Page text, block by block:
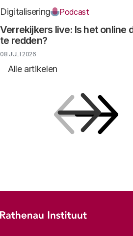
Alle artikelen
Verrekijkers live: Is het online
te redden?
Digitalisering Podcast
08 JULI 2026
Footer-menu
Rathenau logo, naar de homepage